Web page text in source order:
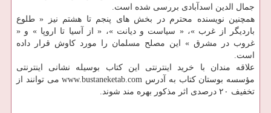
جمال الدین اسدآبادی بررسی شده است.
همچنین نویسنده محترم در بخش های پنجم تا هشتم نیز « طلوع
باردیگر از غرب »، « سیاست و دیانت »، « از آسیا تا اروپا » و «
غروب در مشرق » این مصلح مسلمان را مورد کاوش قرار داده
است.
علاقه مندان با خرید اینترنتی این کتاب بوسیله نشانی اینترنتی
مؤسسه بوستان کتاب به آدرس www.bustaneketab.com می توانند از
تخفیف ۲۰ درصدی اثر مذکور بهره مند شوند.